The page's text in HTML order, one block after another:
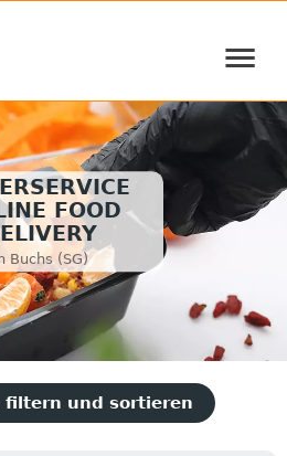
≡
FOOD
Buchs (SG)
filtern und sortieren